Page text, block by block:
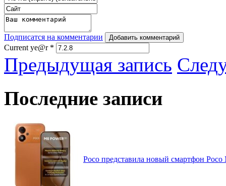
Подписатся на комментарии Добавить комментарий
Current ye@r *
Предыдущая запись
Последние записи
Poco представила новый смартфон